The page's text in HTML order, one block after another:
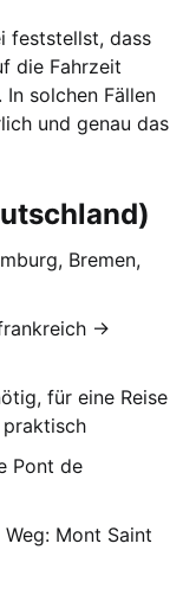
feststellst, dass
die Fahrzeit
solchen Fällen
und genau das
Bremen,
→
für eine Reise
Pont de
Mont Saint